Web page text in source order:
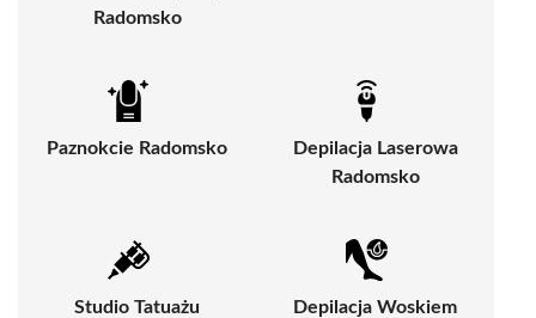
Radomsko
Paznokcie Radomsko
Depilacja Laserowa
Radomsko
Studio Tatuażu
Depilacja Woskiem